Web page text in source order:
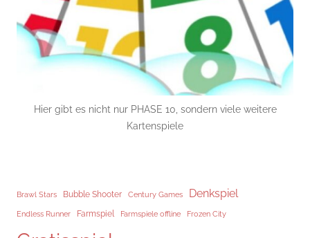
Hier gibt es nicht nur PHASE 10, sondern viele weitere
Kartenspiele
Brawl Stars Bubble Shooter Century Games Denkspiel
Endless Runner Farmspiel Farmspiele offline Frozen City